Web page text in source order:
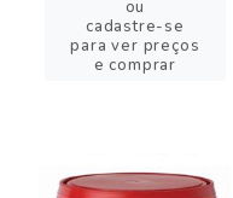
ou
cadastre-se
para ver preços
e comprar